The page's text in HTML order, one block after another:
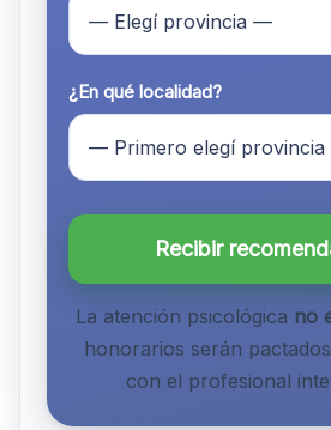
¿En qué localidad?
Recibir
La atención psicológica no
honorarios serán
con el profesional